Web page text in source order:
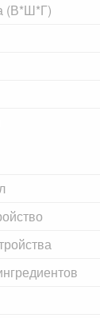
(В*Ш*Г)